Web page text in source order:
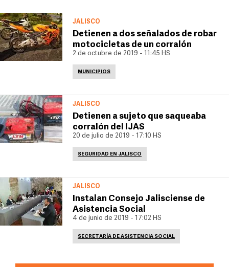
JALISCO
Detienen a dos señalados de robar
motocicletas de un corralón
2 de octubre de 2019 - 11:45 HS
MUNICIPIOS
JALISCO
Detienen a sujeto que saqueaba
corralón del IJAS
20 de julio de 2019 - 17:10 HS
SEGURIDAD EN JALISCO
JALISCO
Instalan Consejo Jalisciense de
Asistencia Social
4 de junio de 2019 - 17:02 HS
SECRETARÍA DE ASISTENCIA SOCIAL